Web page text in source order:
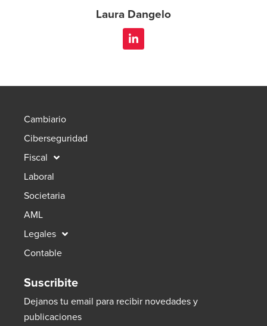
Laura Dangelo
Cambiario
Ciberseguridad
Fiscal
Laboral
Societaria
AML
Legales
Contable
Suscribite
Dejanos tu email para recibir novedades y
publicaciones